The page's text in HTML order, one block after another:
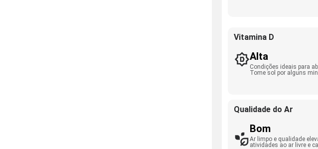
Vitamina D
Alta
Condições ideais para
Tome sol por alguns
Qualidade do Ar
Bom
Ar limpo e qualidade
atividades ao ar livre e